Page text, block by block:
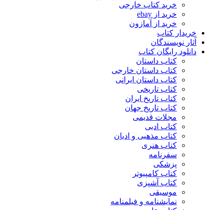
خرید کتاب خارجی
خرید از ebay
خرید از آمازون
خریدار کتاب
آثار نویسندگان
دانلود رایگان کتاب
کتاب داستان
کتاب داستان خارجی
کتاب داستان ایرانی
کتاب تاریخی
کتاب تاریخ ایران
کتاب تاریخ جهان
مجلات قدیمی
کتاب ادبی
کتاب مذهبی و ادیان
کتاب هنری
سفرنامه
پزشکی
کتاب کامپیوتر
کتاب آشپزی
موسیقی
نمایشنامه و فیلمنامه